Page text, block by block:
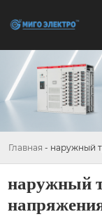
Главная - наружный
наружный